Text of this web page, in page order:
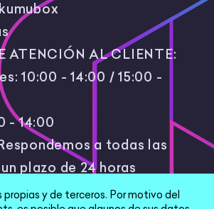
ATENCIÓN AL CLIENTE:
10:00 - 14:00 / 15:00 -
- 14:00
a todas las
plazo de 24 horas
y de terceros. Por motivo del